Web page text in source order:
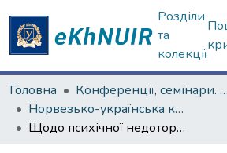
Розділи
та
колекції
Головна
Конференції, семінари. ХНУ імені В.Н. Каразіна
Норвезько-українська конференція, присвячена діяльності Ф. Нансена в Україні у 1921–1922 роках
Щодо психічної недоторканості як об’єкта кримінально-правової охорони